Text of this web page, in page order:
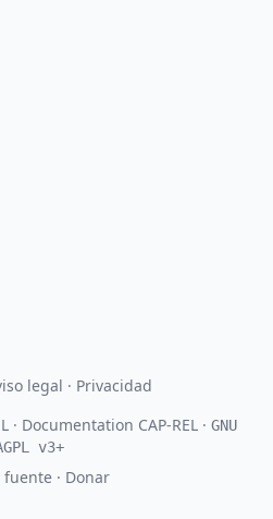
legal · Privacidad
· Documentation CAP-REL · GNU
v3+
fuente · Donar